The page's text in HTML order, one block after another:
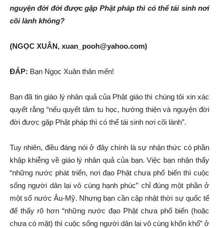
nguyện đời đời được gặp Phật pháp thì có thể tái sinh nơi
cõi lành không?
(NGỌC XUÂN, xuan_pooh@yahoo.com)
ĐÁP: Bạn Ngọc Xuân thân mến!
Bạn đã tin giáo lý nhân quả của Phật giáo thì chúng tôi xin xác
quyết rằng “nếu quyết tâm tu học, hướng thiện và nguyện đời
đời được gặp Phật pháp thì có thể tái sinh nơi cõi lành”.
Tuy nhiên, điều đáng nói ở đây chính là sự nhận thức có phần
khập khiễng về giáo lý nhân quả của bạn. Việc bạn nhận thấy
“những nước phát triển, nơi đạo Phật chưa phổ biến thì cuộc
sống người dân lại vô cùng hạnh phúc” chỉ đúng một phần ở
một số nước Âu-Mỹ. Nhưng bạn cần cập nhật thời sự quốc tế
để thấy rõ hơn “những nước đạo Phật chưa phổ biến (hoặc
chưa có mặt) thì cuộc sống người dân lại vô cùng khốn khổ” ở